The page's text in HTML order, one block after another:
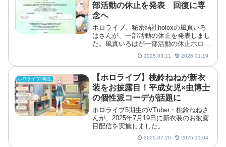
部活動の休止を発表 回復に専
念へ
ホロライブ、秘密結社holoxの風真いろ
はさんが、一部活動の休止を発表しまし
た。風真いろはが一部活動の休止ホロラ
イブ所属のVTuber・風真いろはさん
が、一部活動の休止を発表しました。昨
年の心因性失声症の影響で声が出しづら
い状態が続いていま...
2025.03.11 2026.01.19
ホロライブ5期生
【ホロライブ】桃鈴ねねが新衣
装をお披露目！平成女児×虫博士
の個性派コーデが話題に
ホロライブ5期生のVTuber・桃鈴ねねさ
んが、2025年7月19日に新衣装のお披露
目配信を実施しました。
2025.07.20 2025.11.04